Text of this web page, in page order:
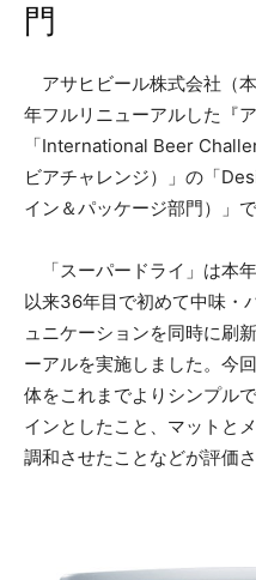
門
アサヒビール株式会社（
年フルリニューアルした『
「International Beer
ビアチャレンジ）」の「
イン＆パッケージ部門）」
「スーパードライ」は本
以来36年目で初めて中味・
ュニケーションを同時に刷
ーアルを実施しました。今
体をこれまでよりシンプル
インとしたこと、マットと
調和させたことなどが評価さ